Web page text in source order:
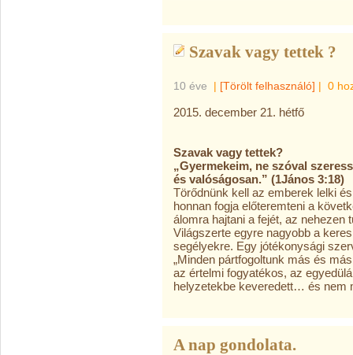
Szavak vagy tettek ?
10 éve | [Törölt felhasználó] | 0
2015. december 21. hétfő
Szavak vagy tettek?
„Gyermekeim, ne szóval
és valóságosan.” (1János 3:18)
Törődnünk kell az emberek lelki
honnan fogja előteremteni a
álomra hajtani a fejét, az nehezen
Világszerte egyre nagyobb a
segélyekre. Egy jótékonysági
„Minden pártfogoltunk más és
az értelmi fogyatékos, az
helyzetekbe keveredett… és nem
A nap gondolata.